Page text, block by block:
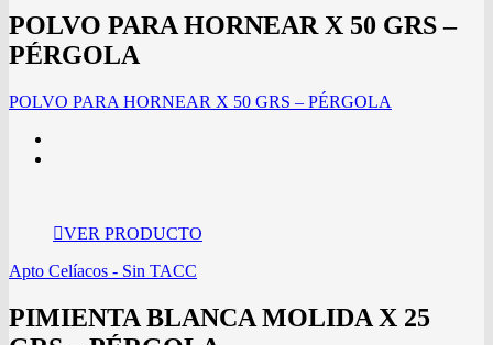
POLVO PARA HORNEAR X 50 GRS –
PÉRGOLA
POLVO PARA HORNEAR X 50 GRS – PÉRGOLA
VER PRODUCTO
Apto Celíacos - Sin TACC
PIMIENTA BLANCA MOLIDA X 25